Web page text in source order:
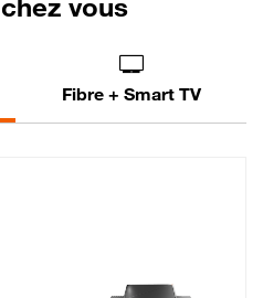
vous
Fibre + Smart TV
Lite Fibre